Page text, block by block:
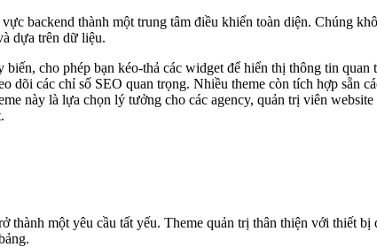
backend thành một trung tâm điều khiển toàn diện. Chúng
dựa trên dữ liệu.
cho phép bạn kéo-thả các widget để hiển thị thông tin
các chỉ số SEO quan trọng. Nhiều theme còn tích hợp sẵn
này là lựa chọn lý tưởng cho các agency, quản trị viên
một yêu cầu tất yếu. Theme quản trị thân thiện với thiết